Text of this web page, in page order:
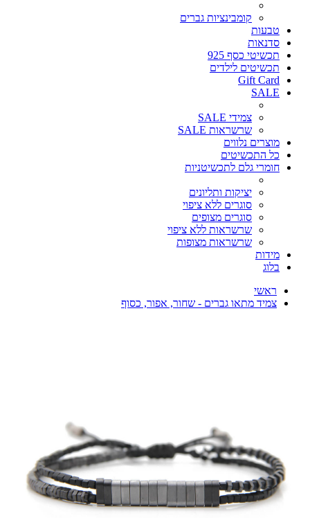
קומבינציות גברים
טבעות
סדנאות
תכשיטי כסף 925
תכשיטים לילדים
Gift Card
SALE
צמידי SALE
שרשראות SALE
מוצרים נלווים
כל התכשיטים
חומרי גלם לתכשיטניות
יציקות ותליונים
סוגרים ללא ציפוי
סוגרים מצופים
שרשראות ללא ציפוי
שרשראות מצופות
מידות
בלוג
ראשי
צמיד מתאו גברים - שחור, אפור, כסוף